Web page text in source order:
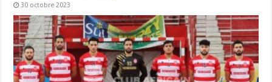
30 octobre 2023